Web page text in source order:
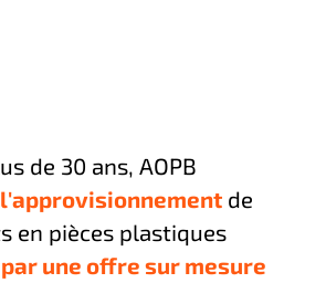
de 30 ans, AOPB
de
en pièces plastiques
par une offre sur mesure